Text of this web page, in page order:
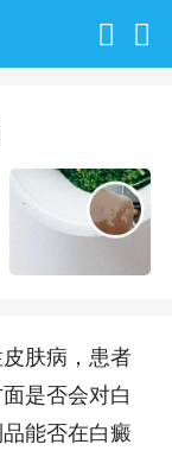
肤病，患者
是否会对白
能否在白癜